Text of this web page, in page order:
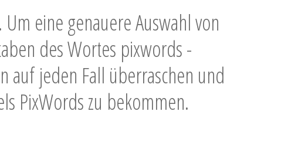
eine genauere Auswahl von
des Wortes pixwords -
auf jeden Fall überraschen und
PixWords zu bekommen.